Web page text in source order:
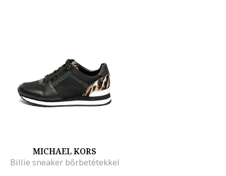
MICHAEL KORS
Billie sneaker bőrbetétekkel